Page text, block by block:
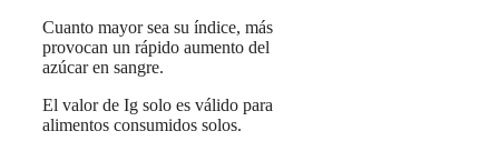
Cuanto mayor sea su índice, más
provocan un rápido aumento del
azúcar en sangre.
El valor de Ig solo es válido para
alimentos consumidos solos.